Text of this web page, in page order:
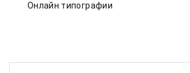
Онлайн типографии